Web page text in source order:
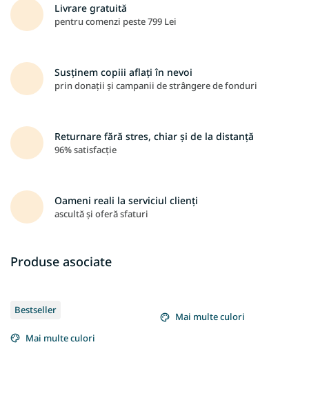
Livrare gratuită
pentru comenzi peste 799 Lei
Susținem copiii aflați în nevoi
prin donații și campanii de strângere de fonduri
Returnare fără stres, chiar și de la distanță
96% satisfacție
Oameni reali la serviciul clienți
ascultă și oferă sfaturi
Produse asociate
Bestseller
Mai multe culori
Mai multe culori